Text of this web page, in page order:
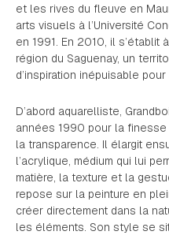
et les rives du fleuve en
arts visuels à l’Université
en 1991. En 2010, il s’établit
région du Saguenay, un
d’inspiration inépuisable
D’abord aquarelliste,
années 1990 pour la
la transparence. Il élargit
l’acrylique, médium qui lui
matière, la texture et la
repose sur la peinture en
créer directement dans la
les éléments. Son style se